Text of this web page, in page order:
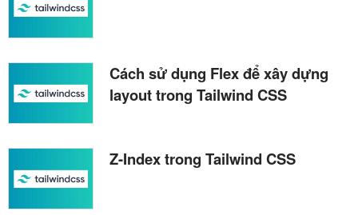
Cách sử dụng Flex để xây dựng
layout trong Tailwind CSS
Z-Index trong Tailwind CSS